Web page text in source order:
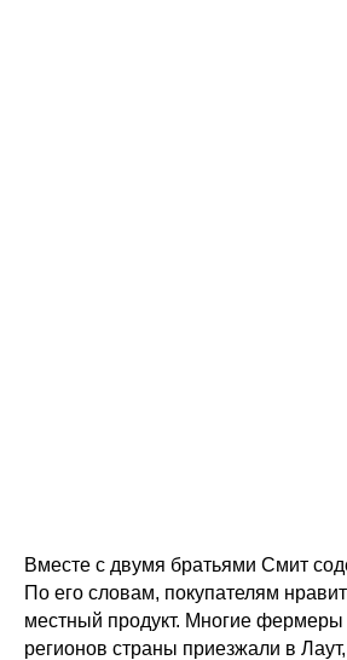
Вместе с двумя братьями Смит
По его словам, покупателям
местный продукт. Многие фермеры
регионов страны приезжали в